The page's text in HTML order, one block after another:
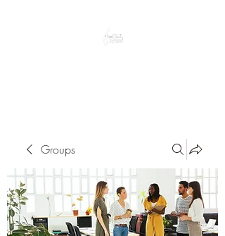
Groups